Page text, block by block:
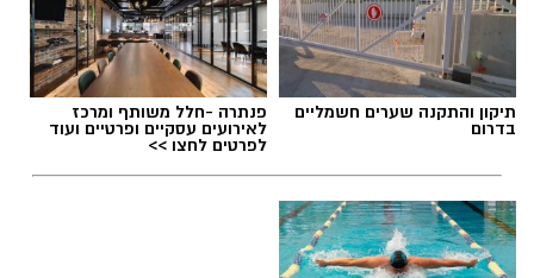
תגים:משרד הבריאות חומרים מסוכנים
מרכז
ההחלקות
תיקון והתקנה שערים חשמליים
בדרום
פנתרה -חלל משותף ומרכז
לאירועים עסקיים ופרטיים ועוד
לפרטים לחצו >>